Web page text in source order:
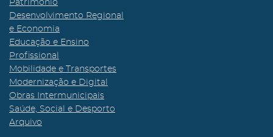
Património
Desenvolvimento Regional
e Economia
Educação e Ensino
Profissional
Mobilidade e Transportes
Modernização e Digital
Obras Intermunicipais
Saúde, Social e Desporto
Arquivo